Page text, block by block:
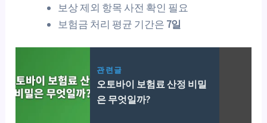
보상 제외 항목 사전 확인 필요
보험금 처리 평균 기간은 7일
관련글
오토바이 보험료 산정 비밀
은 무엇일까?